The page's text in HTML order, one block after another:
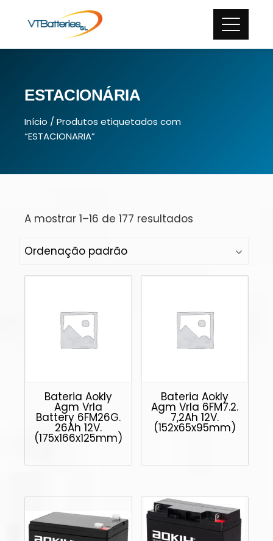
ESTACIONÁRIA
Início / Produtos etiquetados com
“ESTACIONARIA”
A mostrar 1–16 de 177 resultados
Bateria Aokly
Agm Vrla
Battery 6FM26G.
26Ah 12V.
(175x166x125mm)
Bateria Aokly
Agm Vrla 6FM7.2.
7,2Ah 12V.
(152x65x95mm)